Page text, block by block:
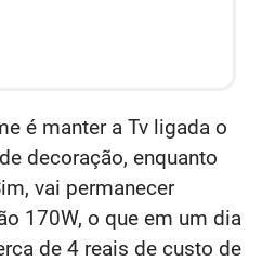
é manter a Tv ligada o
decoração, enquanto
vai permanecer
170W, o que em um dia
de 4 reais de custo de